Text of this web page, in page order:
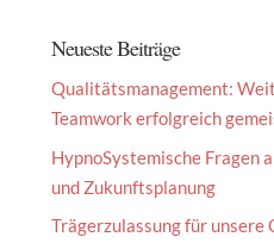
Neueste Beiträge
Qualitätsmanagement:
Teamwork erfolgreich
HypnoSystemische Fragen
und Zukunftsplanung
Trägerzulassung für unsere